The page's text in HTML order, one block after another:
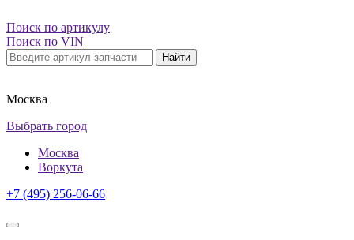
Поиск по артикулу
Поиск по VIN
Найти
Москва
Выбрать город
Москва
Воркута
+7 (495) 256-06-66